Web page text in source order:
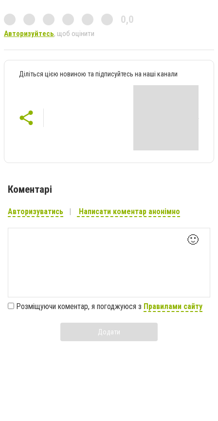
0,0
Авторизуйтесь, щоб оцінити
Діліться цією новиною та підписуйтесь на наші канали
Коментарі
Авторизуватись Написати коментар анонімно
🙂
Розміщуючи коментар, я погоджуюся з Правилами сайту
Додати